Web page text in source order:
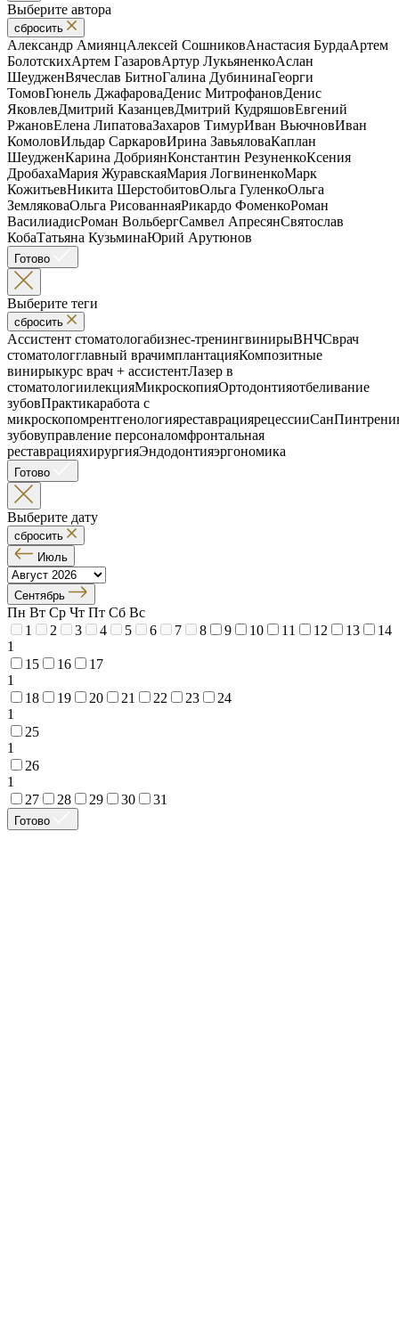
Выберите автора
сбросить
Александр АмиянцАлексей СошниковАнастасия БурдаАртем
БолотскихАртем ГазаровАртур ЛукьяненкоАслан
ШеудженВячеслав БитноГалина ДубининаГеорги
ТомовГюнель ДжафароваДенис МитрофановДенис
ЯковлевДмитрий КазанцевДмитрий КудряшовЕвгений
РжановЕлена ЛипатоваЗахаров ТимурИван ВьючновИван
КомоловИльдар СаркаровИрина ЗавьяловаКаплан
ШеудженКарина ДобриянКонстантин РезуненкоКсения
ДробахаМария ЖуравскаяМария ЛогвиненкоМарк
КожитьевНикита ШерстобитовОльга ГуленкоОльга
ЗемляковаОльга РисованнаяРикардо ФоменкоРоман
ВасилиадисРоман ВольбергСамвел АпресянСвятослав
КобаТатьяна КузьминаЮрий Арутюнов
Готово
Выберите теги
сбросить
Ассистент стоматологабизнес-тренингвинирыВНЧСврач
стоматологглавный врачимплантацияКомпозитные
винирыкурс врач + ассистентЛазер в
стоматологиилекцияМикроскопияОртодонтияотбеливание
зубовПрактикаработа с
микроскопомрентгенологияреставрациярецессииСанПин
зубовуправление персоналомфронтальная
реставрацияхирургияЭндодонтияэргономика
Готово
Выберите дату
сбросить
Июль
Сентябрь
Пн Вт Ср Чт Пт Сб Вс
1
2 3 4 5 6 7 8 9 10 11 12 13
14
1
15
16
17
1
18
19 20 21 22 23
24
1
25
1
26
1
27
28 29 30 31
Готово